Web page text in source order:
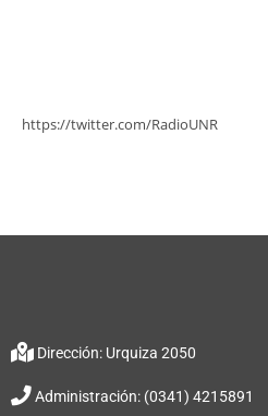
https://twitter.com/RadioUNR
Dirección: Urquiza 2050
Administración: (0341) 4215891